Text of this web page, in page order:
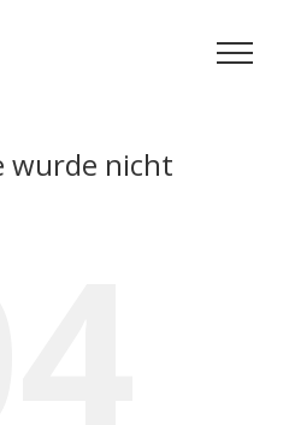
wurde nicht